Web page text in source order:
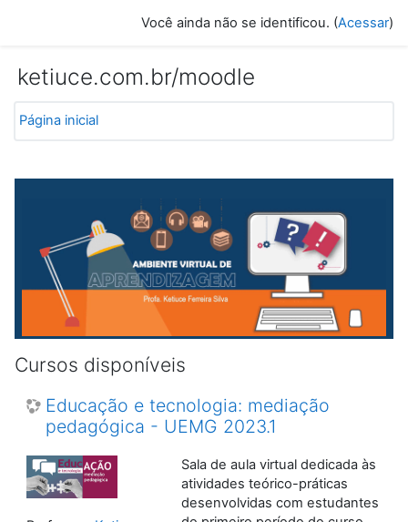
Você ainda não se identificou. (Acessar)
ketiuce.com.br/moodle
Página inicial
Cursos disponíveis
Educação e tecnologia: mediação
pedagógica - UEMG 2023.1
Sala de aula virtual dedicada às
atividades teórico-práticas
desenvolvidas com estudantes